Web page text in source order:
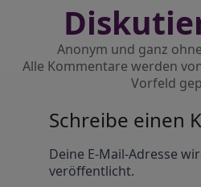
Anonym und ganz
Alle Kommentare werden
Vorfeld
Schreibe einen
Deine E-Mail-Adresse
veröffentlicht.